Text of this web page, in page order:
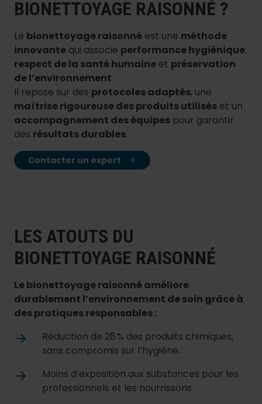
BIONETTOYAGE RAISONNÉ ?
Le bionettoyage raisonné est une méthode
innovante qui associe performance hygiénique,
respect de la santé humaine et préservation
de l’environnement.
Il repose sur des protocoles adaptés, une
maîtrise rigoureuse des produits utilisés et un
accompagnement des équipes pour garantir
des résultats durables.
Contacter un expert
LES ATOUTS DU
BIONETTOYAGE RAISONNÉ
Le bionettoyage raisonné améliore
durablement l’environnement de soin grâce à
des pratiques responsables :
Réduction de 28 % des produits chimiques,
sans compromis sur l’hygiène.
Moins d’exposition aux substances pour les
professionnels et les nourrissons.